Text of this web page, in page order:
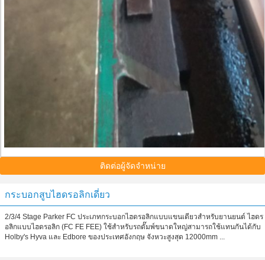
ติดต่อผู้จัดจำหน่าย
กระบอกสูบไฮดรอลิกเดี่ยว
2/3/4 Stage Parker FC ประเภทกระบอกไฮดรอลิกแบบแขนเดียวสำหรับยานยนต์ ไฮดร
อลิกแบบไฮดรอลิก (FC FE FEE) ใช้สำหรับรถดั๊มพ์ขนาดใหญ่สามารถใช้แทนกันได้กับ
Holby's Hyva และ Edbore ของประเทศอังกฤษ จังหวะสูงสุด 12000mm ...